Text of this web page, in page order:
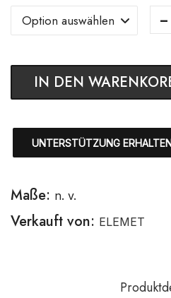
IN DEN
UNTERSTÜTZUNG
Maße: n. v.
Verkauft von: ELEMET